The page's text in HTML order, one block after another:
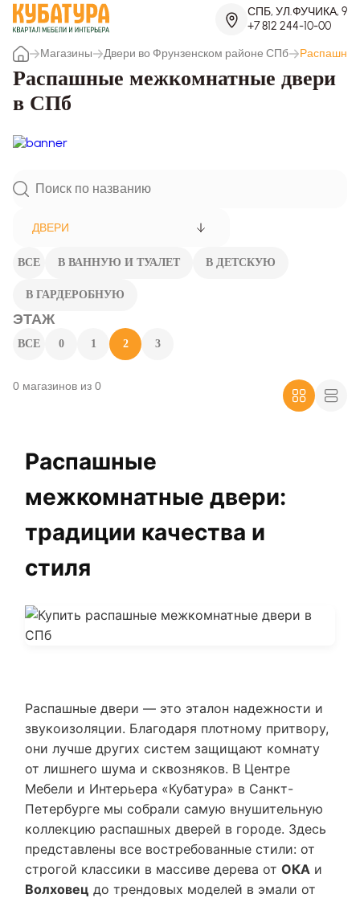
СПБ, УЛ.ФУЧИКА, 9
+7 812 244-10-00
Магазины
Двери во Фрунзенском районе СПб
Распашные межкомнатные двери
в СПб
ДВЕРИ
ВСЕ В ВАННУЮ И ТУАЛЕТ В ДЕТСКУЮ
В ГАРДЕРОБНУЮ
ЭТАЖ
ВСЕ 0 1 2 3
0 магазинов из 0
Распашные
межкомнатные двери:
традиции качества и
стиля
Распашные двери — это эталон надежности и
звукоизоляции. Благодаря плотному притвору,
они лучше других систем защищают комнату
от лишнего шума и сквозняков. В Центре
Мебели и Интерьера «Кубатура» в Санкт-
Петербурге мы собрали самую внушительную
коллекцию распашных дверей в городе. Здесь
представлены все востребованные стили: от
строгой классики в массиве дерева от ОКА и
Волховец до трендовых моделей в эмали от